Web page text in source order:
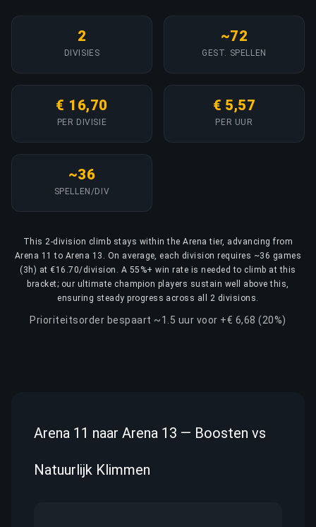
2
DIVISIES
~72
GEST. SPELLEN
€ 16,70
PER DIVISIE
€ 5,57
PER UUR
~36
SPELLEN/DIV
This 2-division climb stays within the Arena tier, advancing from
Arena 11 to Arena 13. On average, each division requires ~36 games
(3h) at €16.70/division. A 55%+ win rate is needed to climb at this
bracket; our ultimate champion players sustain well above this,
ensuring steady progress across all 2 divisions.
Prioriteitsorder bespaart ~1.5 uur voor +€ 6,68 (20%)
Arena 11 naar Arena 13 — Boosten vs
Natuurlijk Klimmen